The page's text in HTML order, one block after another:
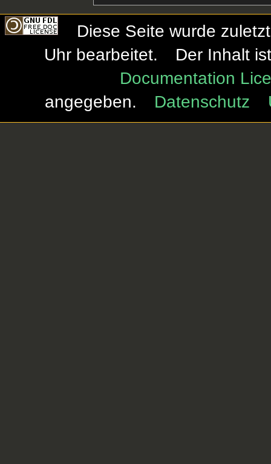
Diese Seite wurde
Uhr bearbeitet.
Der Inhalt
Documentation
angegeben.
Datenschutz